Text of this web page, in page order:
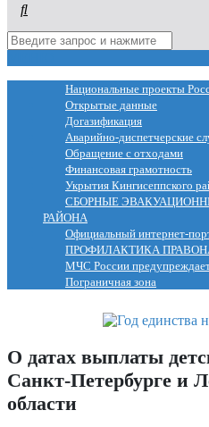
Национальные проекты
Открытые данные
Догазификация
Аварийно-диспетчерские
Обращение с отходами
Финансовая грамотность
Укрытия Кингисеппского
СБОРНЫЕ
РАЙОНА
Официальный интернет-
ПРОФИЛАКТИКА
МЧС России
Пограничная зона
О датах выплаты
Санкт-Петербурге и
области